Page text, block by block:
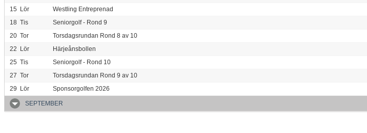
15 Lör
Westling Entreprenad
18 Tis
Seniorgolf - Rond 9
20 Tor
Torsdagsrundan Rond 8 av 10
22 Lör
Härjeånsbollen
25 Tis
Seniorgolf - Rond 10
27 Tor
Torsdagsrundan Rond 9 av 10
29 Lör Sponsorgolfen 2026
SEPTEMBER